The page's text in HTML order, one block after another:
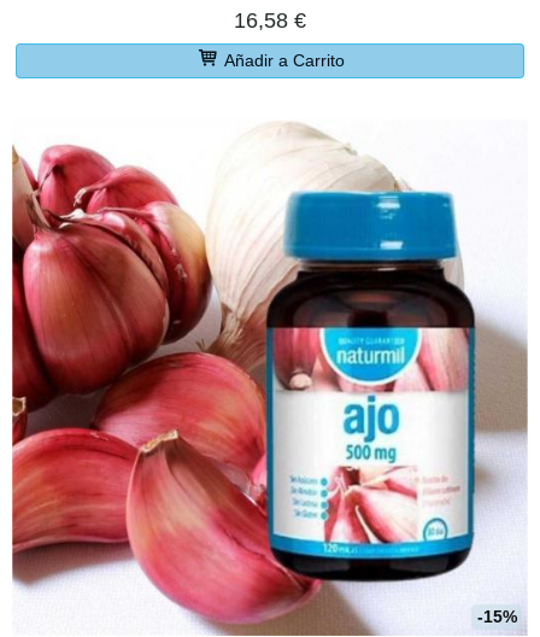
16,58 €
Añadir a Carrito
-15%